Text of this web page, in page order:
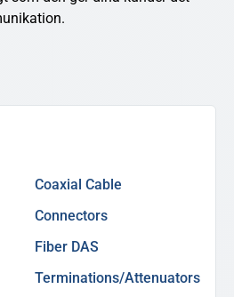
Coaxial Cable
Connectors
Fiber DAS
Terminations/Attenuators